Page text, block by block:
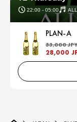
22:00 - 05:00
PLAN-A
33,000
28,000